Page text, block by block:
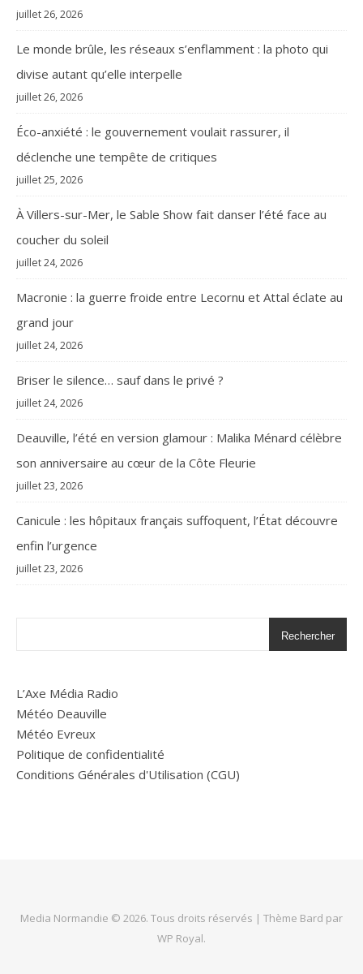
juillet 26, 2026
Le monde brûle, les réseaux s’enflamment : la photo qui
divise autant qu’elle interpelle
juillet 26, 2026
Éco-anxiété : le gouvernement voulait rassurer, il
déclenche une tempête de critiques
juillet 25, 2026
À Villers-sur-Mer, le Sable Show fait danser l’été face au
coucher du soleil
juillet 24, 2026
Macronie : la guerre froide entre Lecornu et Attal éclate au
grand jour
juillet 24, 2026
Briser le silence… sauf dans le privé ?
juillet 24, 2026
Deauville, l’été en version glamour : Malika Ménard célèbre
son anniversaire au cœur de la Côte Fleurie
juillet 23, 2026
Canicule : les hôpitaux français suffoquent, l’État découvre
enfin l’urgence
juillet 23, 2026
Rechercher
L’Axe Média Radio
Météo Deauville
Météo Evreux
Politique de confidentialité
Conditions Générales d'Utilisation (CGU)
Media Normandie © 2026. Tous droits réservés | Thème Bard par
WP Royal.